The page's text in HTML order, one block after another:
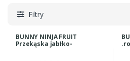
Filtry
BUNNY NINJA FRUIT
Przekąska jabłko-